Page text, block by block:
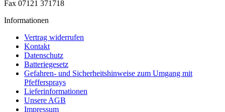
Fax 07121 371718
Informationen
Vertrag widerrufen
Kontakt
Datenschutz
Batteriegesetz
Gefahren- und Sicherheitshinweise zum Umgang mit
Pfeffersprays
Lieferinformationen
Unsere AGB
Impressum